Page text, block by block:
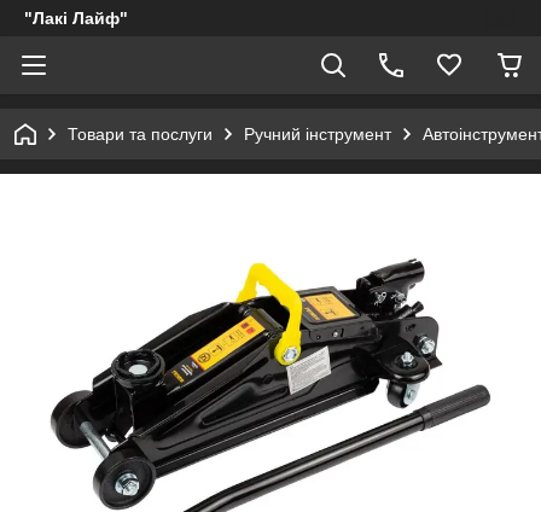
"Лакі Лайф"
Товари та послуги Ручний інструмент